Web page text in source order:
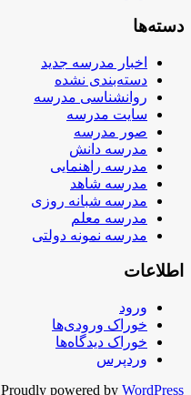
دسته‌ها
اخبار مدرسه جدید
دسته‌بندی نشده
روانشناسی مدرسه
سایت مدرسه
صور مدرسه
مدرسه دانش
مدرسه راهنمایی
مدرسه شاهد
مدرسه شبانه روزی
مدرسه معلم
مدرسه نمونه دولتی
اطلاعات
ورود
خوراک ورودی‌ها
خوراک دیدگاه‌ها
وردپرس
Proudly powered by WordPress